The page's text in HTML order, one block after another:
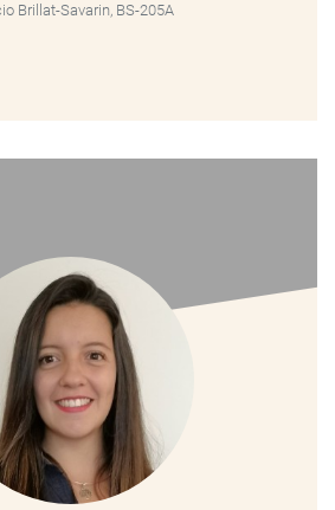
Brillat-Savarin, BS-205A